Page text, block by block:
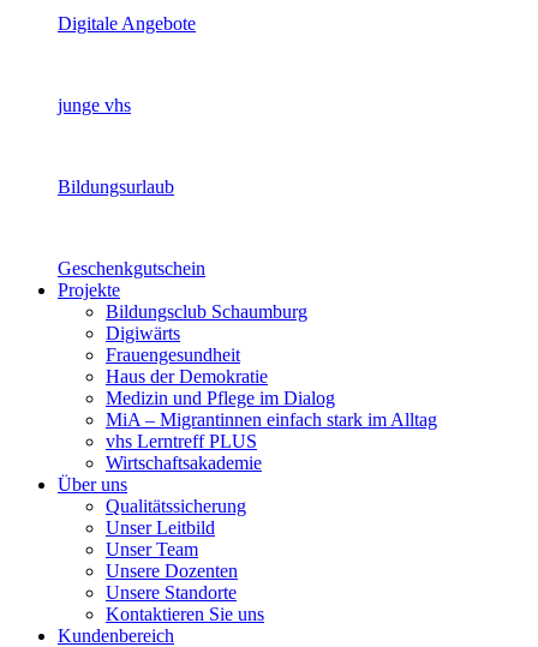
Digitale Angebote
junge vhs
Bildungsurlaub
Geschenkgutschein
Projekte
Bildungsclub Schaumburg
Digiwärts
Frauengesundheit
Haus der Demokratie
Medizin und Pflege im Dialog
MiA – Migrantinnen einfach stark im Alltag
vhs Lerntreff PLUS
Wirtschaftsakademie
Über uns
Qualitätssicherung
Unser Leitbild
Unser Team
Unsere Dozenten
Unsere Standorte
Kontaktieren Sie uns
Kundenbereich